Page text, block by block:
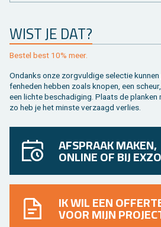
WIST JE DAT?
Be­stel best 10% meer.
On­danks onze zorg­vul­di­ge se­lec­tie
fen­he­den heb­ben zoals kno­pen, een
een lich­te be­scha­di­ging. Plaats de plan­ken
zo heb je het min­ste ver­zaagd ver­lies.
AFSPRAAK MAKEN,
ONLINE OF BIJ
IK WIL EEN
VOOR MIJN